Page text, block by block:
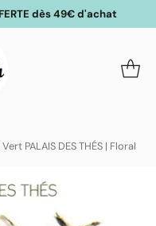
dès 49€ d'achat
PALAIS DES THÉS | Floral